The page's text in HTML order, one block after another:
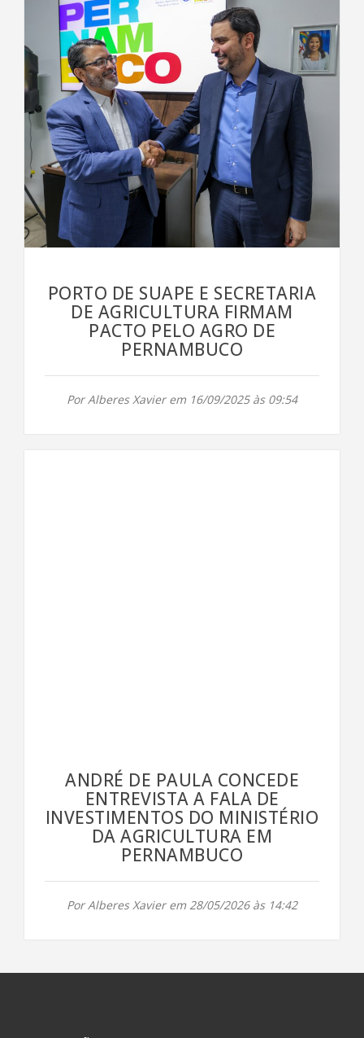
PORTO DE SUAPE E SECRETARIA
DE AGRICULTURA FIRMAM
PACTO PELO AGRO DE
PERNAMBUCO
Por Alberes Xavier em 16/09/2025 às 09:54
ANDRÉ DE PAULA CONCEDE
ENTREVISTA A FALA DE
INVESTIMENTOS DO MINISTÉRIO
DA AGRICULTURA EM
PERNAMBUCO
Por Alberes Xavier em 28/05/2026 às 14:42